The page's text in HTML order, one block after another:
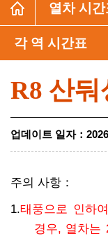
열차 시간
각 역 시간표
R8 산둬
업데이트 일자：
주의 사항 ：
1.태풍으로 인하
경우, 열차는